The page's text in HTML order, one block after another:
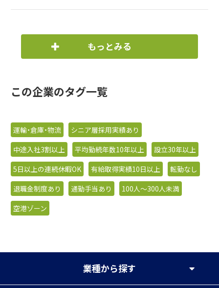
もっとみる
この企業のタグ一覧
運輸・倉庫・物流
シニア層採用実績あり
中途入社3割以上
平均勤続年数10年以上
設立30年以上
5日以上の連続休暇OK
有給取得実績10日以上
転勤なし
退職金制度あり
通勤手当あり
100人〜300人未満
空港ゾーン
業種から探す